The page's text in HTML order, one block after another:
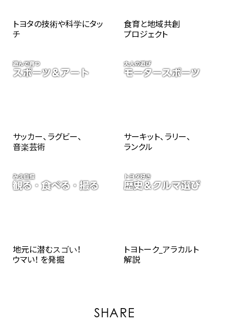
トヨタの技術や科学にタッ
チ
食育と地域共創
プロジェクト
サッカー、ラグビー、
音楽芸術
サーキット、ラリー、
ランクル
地元に潜むスゴい！
ウマい！ を発掘
トヨトーク_アラカルト
解説
SHARE